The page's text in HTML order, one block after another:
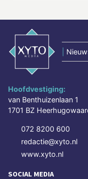
Hoofdvestiging:
van Benthuizenlaan 1
1701 BZ
072 8200 600
redactie@xyto.nl
www.xyto.nl
SOCIAL MEDIA